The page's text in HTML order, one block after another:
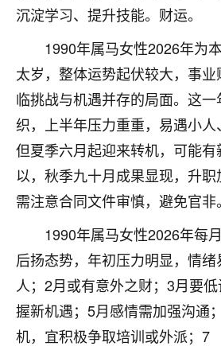
沉淀学习、提升技能。财运。
1990年属马女性2026年为
太岁，整体运势起伏较大，事
临挑战与机遇并存的局面。这
织，上半年压力重重，易遇小人
但夏季六月起迎来转机，可能
以，秋季九十月成果显现，升职
需注意合同文件审慎，避免官非。
1990年属马女性2026年每
后扬态势，年初压力明显，情
人；2月或有意外之财；3月要
握新机遇；5月感情需加强沟通
机，宜积极争取培训或外派；7
鹿森 ：慧来老师微信：
1天前 来自江西
青春168
我也想要，我也想要！
2天前 来自山西
Jessica李
老师做不做超度法事？我想给
刚去世了。
七零老顽童：我母亲前年
做梦梦见她，后来也是朋
师，安排了超度法事，做
了，一开始是半信半疑的
超度，现在看来，人不信